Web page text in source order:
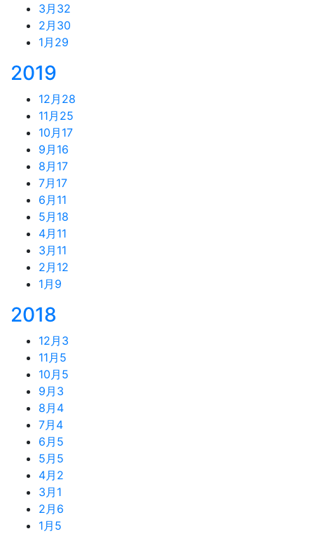
3月 32
2月 30
1月 29
2019
12月 28
11月 25
10月 17
9月 16
8月 17
7月 17
6月 11
5月 18
4月 11
3月 11
2月 12
1月 9
2018
12月 3
11月 5
10月 5
9月 3
8月 4
7月 4
6月 5
5月 5
4月 2
3月 1
2月 6
1月 5